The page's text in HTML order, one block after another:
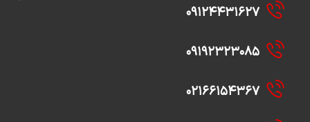
۰۹۱۲۴۴۳۱۶۲۷
۰۹۱۹۲۳۲۳۰۸۵
۰۲۱۶۶۱۵۴۳۶۷